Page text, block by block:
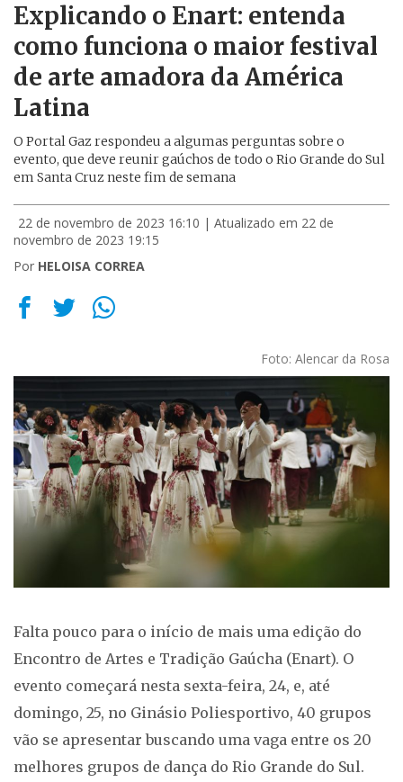
Explicando o Enart: entenda
como funciona o maior festival
de arte amadora da América
Latina
O Portal Gaz respondeu a algumas perguntas sobre o
evento, que deve reunir gaúchos de todo o Rio Grande do Sul
em Santa Cruz neste fim de semana
22 de novembro de 2023 16:10 | Atualizado em 22 de
novembro de 2023 19:15
Por HELOISA CORREA
Foto: Alencar da Rosa
Falta pouco para o início de mais uma edição do
Encontro de Artes e Tradição Gaúcha (Enart). O
evento começará nesta sexta-feira, 24, e, até
domingo, 25, no Ginásio Poliesportivo, 40 grupos
vão se apresentar buscando uma vaga entre os 20
melhores grupos de dança do Rio Grande do Sul.